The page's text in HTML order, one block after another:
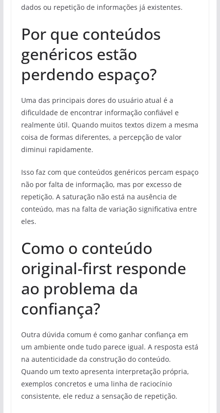
dados ou repetição de informações já existentes.
Por que conteúdos
genéricos estão
perdendo espaço?
Uma das principais dores do usuário atual é a
dificuldade de encontrar informação confiável e
realmente útil. Quando muitos textos dizem a mesma
coisa de formas diferentes, a percepção de valor
diminui rapidamente.
Isso faz com que conteúdos genéricos percam espaço
não por falta de informação, mas por excesso de
repetição. A saturação não está na ausência de
conteúdo, mas na falta de variação significativa entre
eles.
Como o conteúdo
original-first responde
ao problema da
confiança?
Outra dúvida comum é como ganhar confiança em
um ambiente onde tudo parece igual. A resposta está
na autenticidade da construção do conteúdo.
Quando um texto apresenta interpretação própria,
exemplos concretos e uma linha de raciocínio
consistente, ele reduz a sensação de repetição.